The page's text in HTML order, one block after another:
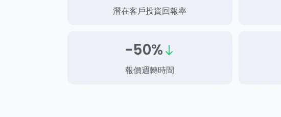
潛在客戶投資回報率
-50%
報價週轉時間